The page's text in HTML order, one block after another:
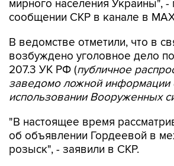
В ведомстве отметили, что в
207.3 УК РФ ( публичное
заведомо ложной информации
использовании Вооруженных
"В настоящее время
розыск", - заявили в СКР.
По данным открытых